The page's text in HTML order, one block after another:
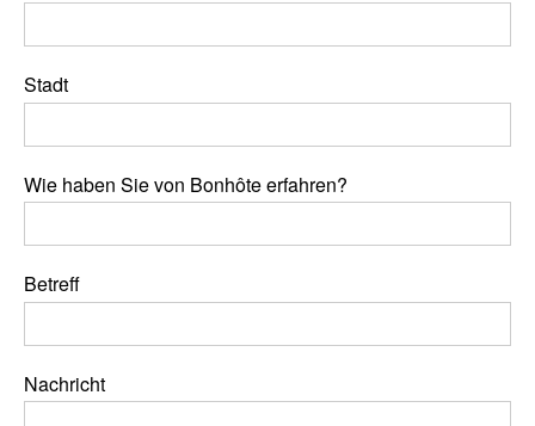
Stadt
Wie haben Sie von Bonhôte erfahren?
Betreff
Nachricht